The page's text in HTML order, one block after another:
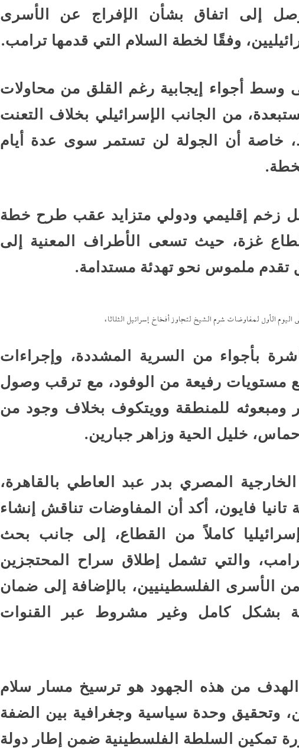
إلى اتفاق بشأن الإفراج عن الأسرى
وفقًا لخطة السلام التي قدمها ترامب.
وسط أجواء إيجابية رغم القلق من محاولات
من الجانب الإسرائيلي بخلاف التعنت
خاصة أن الجولة لن تستمر سوى عدة أيام
زخم إقليمي ودولي متزايد عقب طرح خطة
غزة، حيث تسعى الأطراف المعنية إلى
تقدم ملموس نحو تهدئة مستدامة.
الأول لمفاوضات شرم الشيخ لتجاوز أفخاخ إسرائيل الثلاثاء
بأجواء من السرية المشددة، وإجراءات
مع مستويات رفيعة من الوفود، مع ترقب وصول
للمنطقة وويتكوف بخلاف وجود من
خليل الحية وزاهر جبارين.
المصري بدر عبد العاطي بالقاهرة،
تانيا فايون، أكد أن المفاوضات تناقش إنشاء
كاملاً من القطاع، إلى جانب بحث
والتي تشمل إطلاق سراح المحتجزين
الأسرى الفلسطينيين، بالإضافة إلى ضمان
بشكل كامل وغير مشروط عبر القنوات
من هذه الجهود هو ترسيخ مسار سلام
وتحقيق وحدة سياسية وجغرافية بين الضفة
تمكين السلطة الفلسطينية ضمن إطار دولة